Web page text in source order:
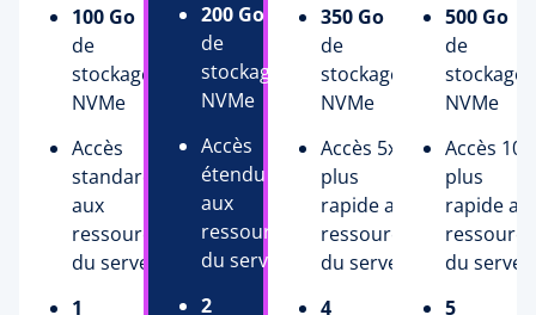
100 Go
de
stockage
NVMe
Accès
standard
aux
ressources
du serveur
1
200 Go
de
stockage
NVMe
Accès
étendu
aux
ressources
du serveur
2
350 Go
de
stockage
NVMe
Accès 5x
plus
rapide aux
ressources
du serveur
4
500 Go
de
stockage
NVMe
Accès 10x
plus
rapide
du
5